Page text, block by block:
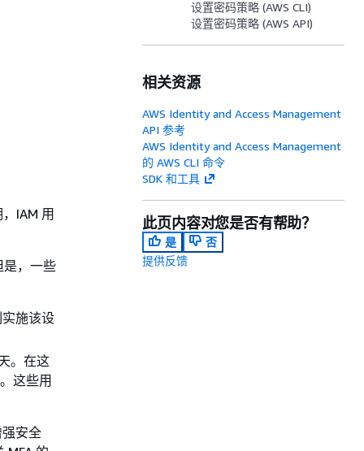
IAM 用
是，一些
施该设
。在这
这些用
安全
设置密码策略 (AWS CLI)
设置密码策略 (AWS API)
相关资源
AWS Identity and Access Management
API 参考
AWS Identity and Access Management
的 AWS CLI 命令
SDK 和工具
此页内容对您是否有帮助？
是
否
提供反馈